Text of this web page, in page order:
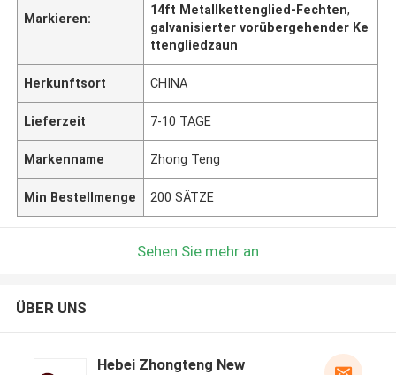
Markieren:
14ft Metallkettenglied-Fechten,
galvanisierter vorübergehender Ke
ttengliedzaun
Herkunftsort CHINA
Lieferzeit 7-10 TAGE
Markenname Zhong Teng
Min Bestellmenge 200 SÄTZE
Sehen Sie mehr an
ÜBER UNS
Hebei Zhongteng New